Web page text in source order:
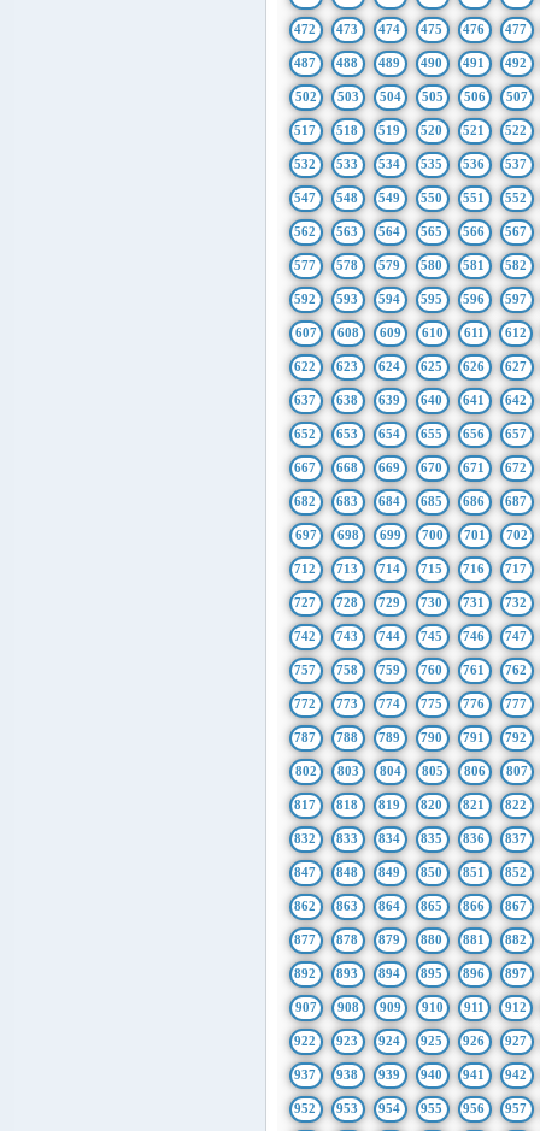
472 473 474 475 476 477
487 488 489 490 491 492
502 503 504 505 506 507
517 518 519 520 521 522
532 533 534 535 536 537
547 548 549 550 551 552
562 563 564 565 566 567
577 578 579 580 581 582
592 593 594 595 596 597
607 608 609 610 611 612
622 623 624 625 626 627
637 638 639 640 641 642
652 653 654 655 656 657
667 668 669 670 671 672
682 683 684 685 686 687
697 698 699 700 701 702
712 713 714 715 716 717
727 728 729 730 731 732
742 743 744 745 746 747
757 758 759 760 761 762
772 773 774 775 776 777
787 788 789 790 791 792
802 803 804 805 806 807
817 818 819 820 821 822
832 833 834 835 836 837
847 848 849 850 851 852
862 863 864 865 866 867
877 878 879 880 881 882
892 893 894 895 896 897
907 908 909 910 911 912
922 923 924 925 926 927
937 938 939 940 941 942
952 953 954 955 956 957